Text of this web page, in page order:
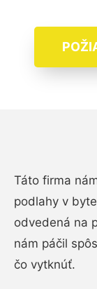
Táto firma
podlahy v
odvedená na
nám páčil
čo vytknúť.